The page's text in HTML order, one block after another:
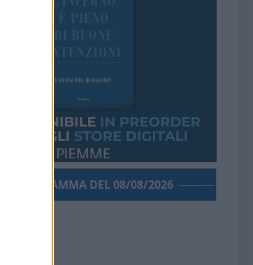
PORROGRAMMA DEL 08/08/2026